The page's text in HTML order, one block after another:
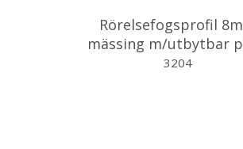
Rörelsefogsprofil
mässing m/utbytbar
2,7m
3204